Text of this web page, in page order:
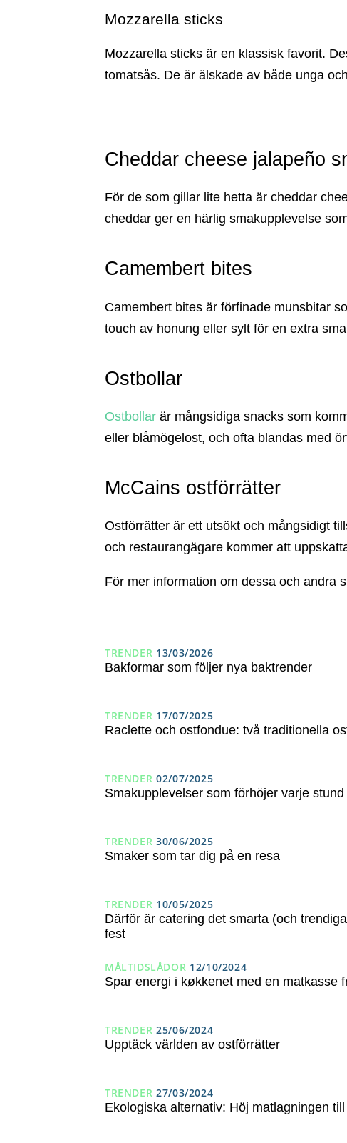
Mozzarella sticks
Mozzarella sticks är en klassisk favorit.
tomatsås. De är älskade av både unga
Cheddar cheese jalapeño
För de som gillar lite hetta är cheddar
cheddar ger en härlig smakupplevelse
Camembert bites
Camembert bites är förfinade munsbitar
touch av honung eller sylt för en extra
Ostbollar
Ostbollar är mångsidiga snacks som
eller blåmögelost, och ofta blandas med
McCains ostförrätter
Ostförrätter är ett utsökt och mångsidigt
och restaurangägare kommer att
För mer information om dessa och andra
TRENDER 13/03/2026
Bakformar som följer nya baktrender
TRENDER 17/07/2025
Raclette och ostfondue: två traditionella
TRENDER 02/07/2025
Smakupplevelser som förhöjer varje stund
TRENDER 30/06/2025
Smaker som tar dig på en resa
TRENDER 10/05/2025
Därför är catering det smarta (och
fest
MÅLTIDSLÅDOR 12/10/2024
Spar energi i køkkenet med en matkasse
TRENDER 25/06/2024
Upptäck världen av ostförrätter
TRENDER 27/03/2024
Ekologiska alternativ: Höj matlagningen